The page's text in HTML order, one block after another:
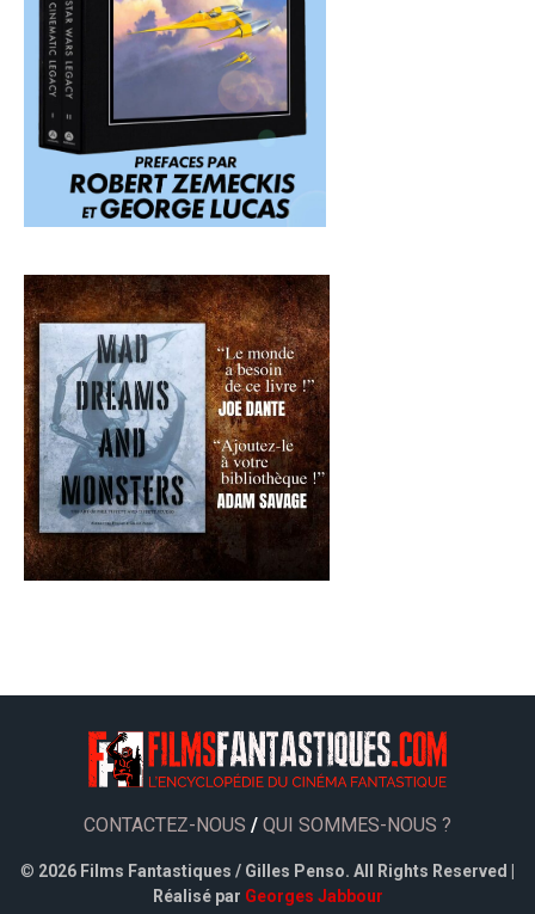
CONTACTEZ-NOUS / QUI SOMMES-NOUS ?
© 2026 Films Fantastiques / Gilles Penso. All Rights Reserved |
Réalisé par Georges Jabbour